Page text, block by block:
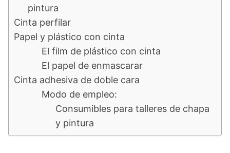
pintura
Cinta perfilar
Papel y plástico con cinta
El film de plástico con cinta
El papel de enmascarar
Cinta adhesiva de doble cara
Modo de empleo:
Consumibles para talleres de chapa
y pintura